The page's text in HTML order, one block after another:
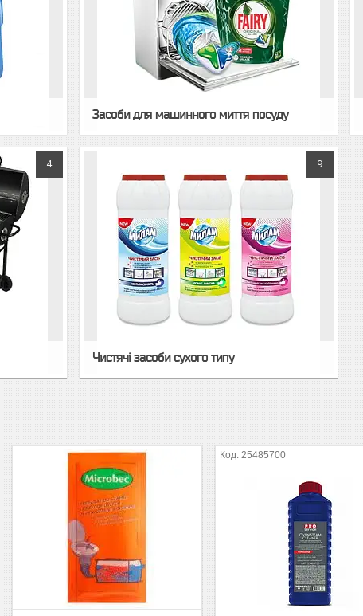
Засоби для машинного миття посуду
4 9
Чистячі засоби сухого типу
25485700